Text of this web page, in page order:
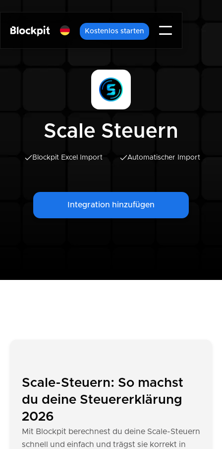
Kostenlos starten
Scale Steuern
Blockpit Excel Import Automatischer Import
Integration hinzufügen
Scale-Steuern: So machst
du deine Steuererklärung
2026
Mit Blockpit berechnest du deine Scale-Steuern
schnell und einfach und trägst sie korrekt in